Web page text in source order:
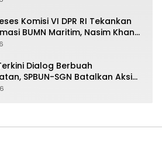
Komisi VI DPR RI Tekankan
BUMN Maritim, Nasim Khan
Sektor Laut
Dialog Berbuah
SPBUN-SGN Batalkan Aksi
Holding Penuhi Sejumlah